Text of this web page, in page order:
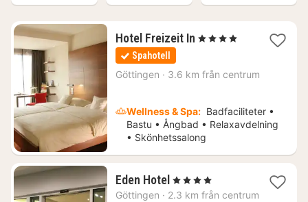
Hotel Freizeit In 1
1514
, 4 Stjärnor
Spahotell
Göttingen · 3.6 km från centrum
Wellness & Spa: Badfaciliteter •
Bastu • Ångbad • Relaxavdelning
• Skönhetssalong
Eden Hotel 1
natt
, 4 Stjärnor
Göttingen · 2.3 km från centrum